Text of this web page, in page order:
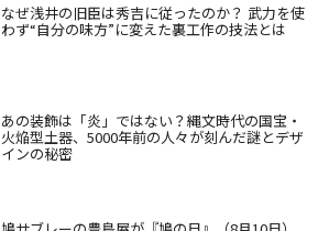
なぜ浅井の旧臣は秀吉に従ったのか？ 武力を使
わず“自分の味方”に変えた裏工作の技法とは
あの装飾は「炎」ではない？縄文時代の国宝・
火焔型土器、5000年前の人々が刻んだ謎とデザ
インの秘密